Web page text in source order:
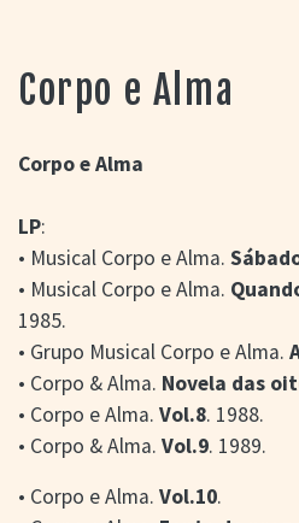
PORTAL DO
CINEMA GAÚCHO
> BUSCA AVANÇADA
CINEASTAS
> DISCOGRAFIAS
> BIBLIOGRAFIAS
CONTATO E
LOCALIZAÇÃO
Corpo e Alma
Corpo e Alma
LP:
• Musical Corpo e Alma.
• Musical Corpo e Alma.
1985.
• Grupo Musical Corpo e Alma.
• Corpo & Alma. Novela das
• Corpo e Alma. Vol.8. 1988.
• Corpo & Alma. Vol.9. 1989.
• Corpo e Alma. Vol.10.